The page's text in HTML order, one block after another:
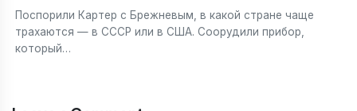
Поспорили Картер с Брежневым, в какой стране чаще
трахаются — в СССР или в США. Соорудили прибор,
который…